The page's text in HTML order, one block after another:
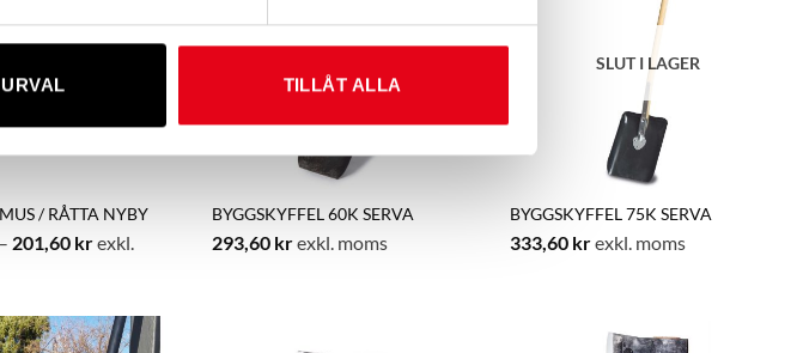
TILLÅT ALLA
/ RÅTTA NYBY
– 201,60 krPrisintervall:
exkl.
BYGGSKYFFEL 60K SERVA
293,60 krexkl. moms
SLUT I LAGER
BYGGSKYFFEL 75K SERVA
333,60 krexkl. moms